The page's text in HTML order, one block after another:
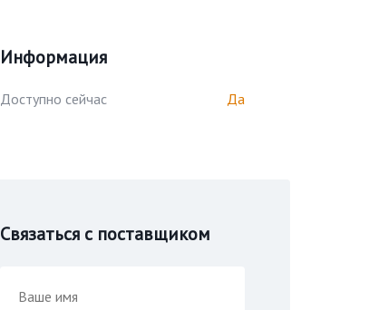
Информация
Доступно сейчас Да
Связаться с поставщиком